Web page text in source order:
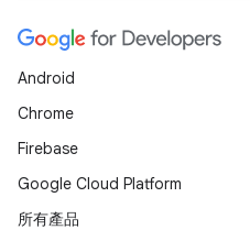
Android
Chrome
Firebase
Google Cloud Platform
所有產品